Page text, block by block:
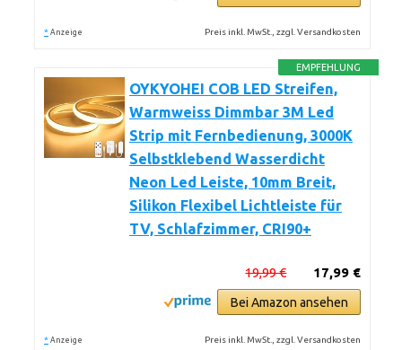
* Anzeige Preis inkl. MwSt., zzgl. Versandkosten
EMPFEHLUNG
OYKYOHEI COB LED Streifen,
Warmweiss Dimmbar 3M Led
Strip mit Fernbedienung, 3000K
Selbstklebend Wasserdicht
Neon Led Leiste, 10mm Breit,
Silikon Flexibel Lichtleiste für
TV, Schlafzimmer, CRI90+
17,99 €
19,99 €
Bei Amazon ansehen
* Anzeige Preis inkl. MwSt., zzgl. Versandkosten